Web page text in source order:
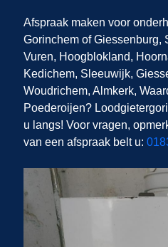
Afspraak maken voor
Gorinchem of Giessenburg,
Vuren, Hoogblokland,
Kedichem, Sleeuwijk,
Woudrichem, Almkerk,
Poederoijen?
u langs! Voor vragen,
van een afspraak belt u: